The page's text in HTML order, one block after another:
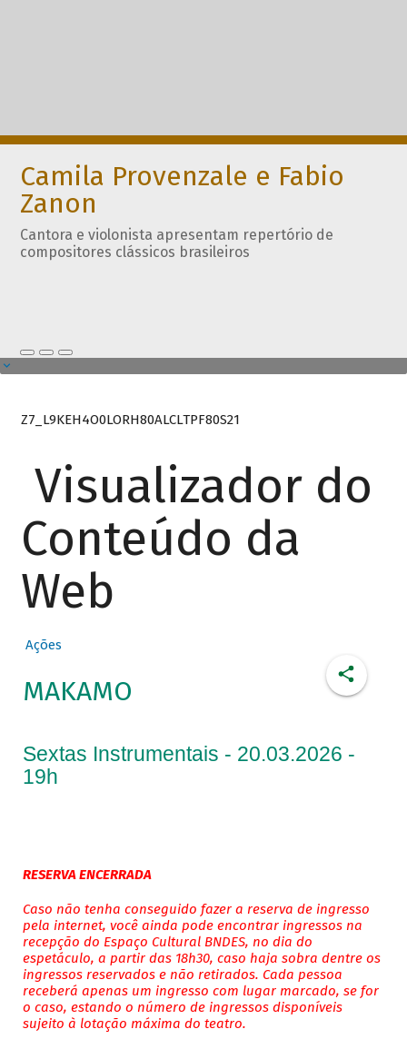
Camila Provenzale e Fabio
Zanon
Cantora e violonista apresentam repertório de
compositores clássicos brasileiros
Z7_L9KEH4O0LORH80ALCLTPF80S21
Visualizador do
Conteúdo da
Web
Ações
MAKAMO
Sextas Instrumentais - 20.03.2026 -
19h
RESERVA ENCERRADA
Caso não tenha conseguido fazer a reserva de ingresso
pela internet, você ainda pode encontrar ingressos na
recepção do Espaço Cultural BNDES, no dia do
espetáculo, a partir das 18h30, caso haja sobra dentre os
ingressos reservados e não retirados. Cada pessoa
receberá apenas um ingresso com lugar marcado, se for
o caso, estando o número de ingressos disponíveis
sujeito à lotação máxima do teatro.